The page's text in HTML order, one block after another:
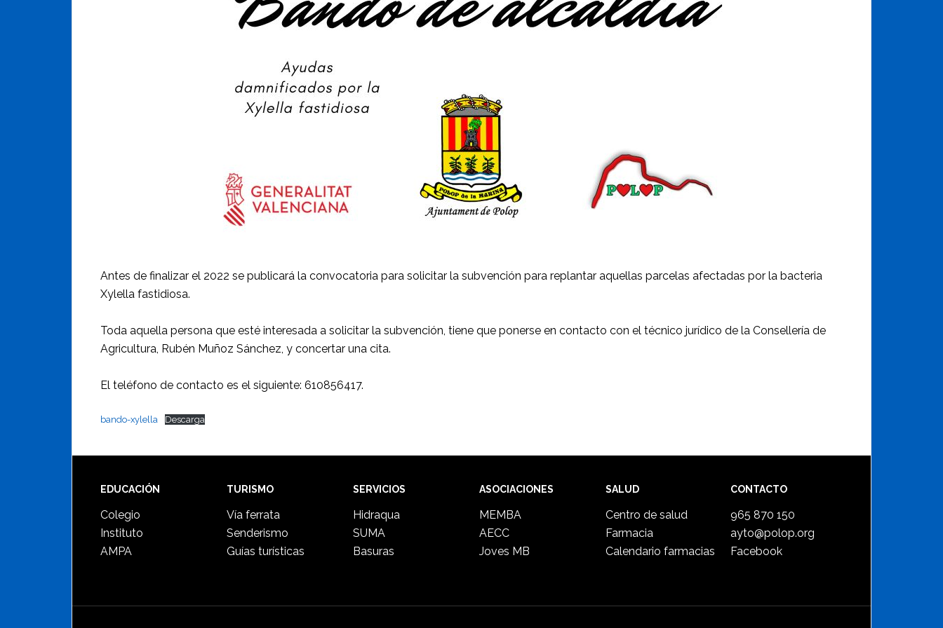
Antes de finalizar el 2022 se publicará la convocatoria para solicitar la subvención para replantar aquellas parcelas afectadas por la bacteria
Xylella fastidiosa.
Toda aquella persona que esté interesada a solicitar la subvención, tiene que ponerse en contacto con el técnico jurídico de la Consellería de
Agricultura, Rubén Muñoz Sánchez, y concertar una cita.
El teléfono de contacto es el siguiente: 610856417.
bando-xylella Descarga
Footer
EDUCACIÓN
Colegio
Instituto
AMPA
TURISMO
Vía ferrata
Senderismo
Guías turísticas
SERVICIOS
Hidraqua
SUMA
Basuras
ASOCIACIONES
MEMBA
AECC
Joves MB
SALUD
Centro de salud
Farmacia
Calendario farmacias
CONTACTO
965 870 150
ayto@polop.org
Facebook